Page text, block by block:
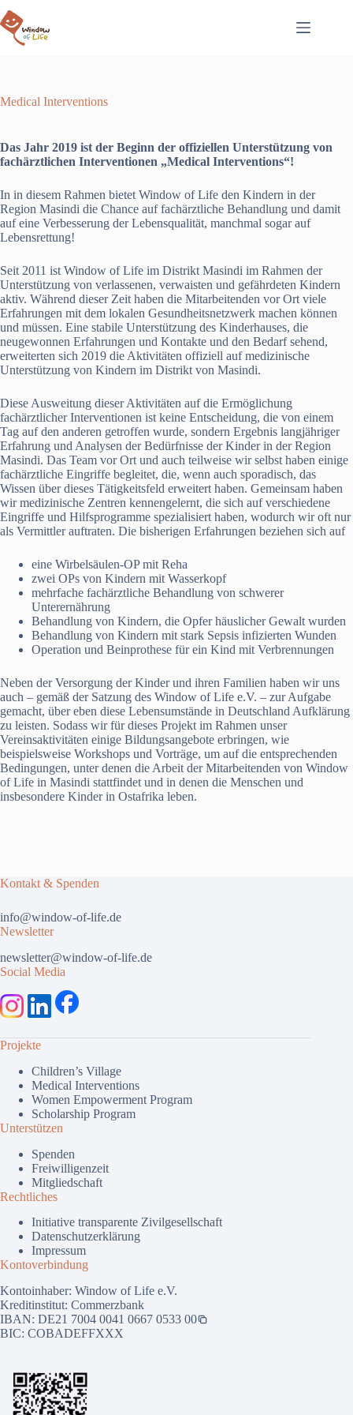
Inhalt
springen
Medical Interventions
Das Jahr 2019 ist der Beginn der offiziellen Unterstützung von
fachärztlichen Interventionen „Medical Interventions“!
In in diesem Rahmen bietet Window of Life den Kindern in der
Region Masindi die Chance auf fachärztliche Behandlung und damit
auf eine Verbesserung der Lebensqualität, manchmal sogar auf
Lebensrettung!
Seit 2011 ist Window of Life im Distrikt Masindi im Rahmen der
Unterstützung von verlassenen, verwaisten und gefährdeten Kindern
aktiv. Während dieser Zeit haben die Mitarbeitenden vor Ort viele
Erfahrungen mit dem lokalen Gesundheitsnetzwerk machen können
und müssen. Eine stabile Unterstützung des Kinderhauses, die
neugewonnen Erfahrungen und Kontakte und den Bedarf sehend,
erweiterten sich 2019 die Aktivitäten offiziell auf medizinische
Unterstützung von Kindern im Distrikt von Masindi.
Diese Ausweitung dieser Aktivitäten auf die Ermöglichung
fachärztlicher Interventionen ist keine Entscheidung, die von einem
Tag auf den anderen getroffen wurde, sondern Ergebnis langjähriger
Erfahrung und Analysen der Bedürfnisse der Kinder in der Region
Masindi. Das Team vor Ort und auch teilweise wir selbst haben einige
fachärztliche Eingriffe begleitet, die, wenn auch sporadisch, das
Wissen über dieses Tätigkeitsfeld erweitert haben. Gemeinsam haben
wir medizinische Zentren kennengelernt, die sich auf verschiedene
Eingriffe und Hilfsprogramme spezialisiert haben, wodurch wir oft nur
als Vermittler auftraten. Die bisherigen Erfahrungen beziehen sich auf
eine Wirbelsäulen-OP mit Reha
zwei OPs von Kindern mit Wasserkopf
mehrfache fachärztliche Behandlung von schwerer
Unterernährung
Behandlung von Kindern, die Opfer häuslicher Gewalt wurden
Behandlung von Kindern mit stark Sepsis infizierten Wunden
Operation und Beinprothese für ein Kind mit Verbrennungen
Neben der Versorgung der Kinder und ihren Familien haben wir uns
auch – gemäß der Satzung des Window of Life e.V. – zur Aufgabe
gemacht, über eben diese Lebensumstände in Deutschland Aufklärung
zu leisten. Sodass wir für dieses Projekt im Rahmen unser
Vereinsaktivitäten einige Bildungsangebote erbringen, wie
beispielsweise Workshops und Vorträge, um auf die entsprechenden
Bedingungen, unter denen die Arbeit der Mitarbeitenden von Window
of Life in Masindi stattfindet und in denen die Menschen und
insbesondere Kinder in Ostafrika leben.
Kontakt & Spenden
info@window-of-life.de
Newsletter
newsletter@window-of-life.de
Social Media
Projekte
Children’s Village
Medical Interventions
Women Empowerment Program
Scholarship Program
Unterstützen
Spenden
Freiwilligenzeit
Mitgliedschaft
Rechtliches
Initiative transparente Zivilgesellschaft
Datenschutzerklärung
Impressum
Kontoverbindung
Kontoinhaber: Window of Life e.V.
Kreditinstitut: Commerzbank
IBAN: DE21 7004 0041 0667 0533 00
BIC: COBADEFFXXX